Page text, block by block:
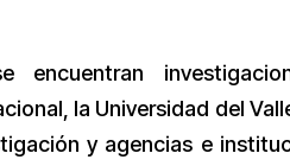
encuentran
la Universidad del
y agencias e